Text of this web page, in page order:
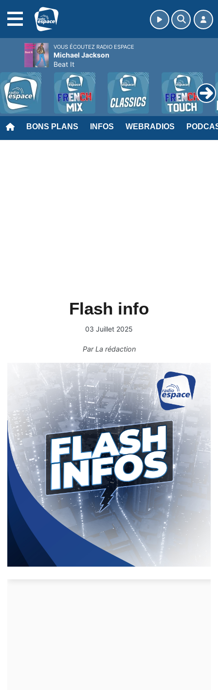
BONS PLANS INFOS WEBRADIOS
Flash info
03 Juillet 2025
ParLa rédaction
VOUS ÉCOUTEZ RADIO ESPACE
Michael Jackson
Beat It